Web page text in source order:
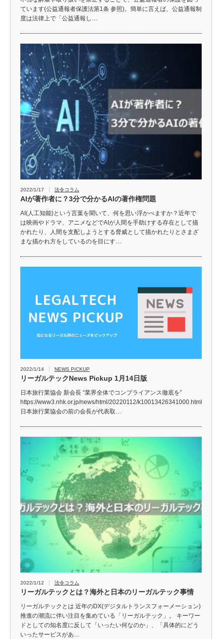
ています(公益通報者保護法第1条 参照)。簡単に言えば、公益通報制
度は法律上で「公益通報し…
2022/1/17 法令コラム
AIが著作者に？3分で分かるAIの著作権問題
AI(人工知能)という言葉を聞いて、何を思い浮かべますか？近年で
は映画やドラマ、アニメなどでAIが人間を手助けする存在として描
かれたり、人間を支配しようとする脅威として描かれたりとさまざ
まな描かれ方をしているのを目にす…
2022/1/14 NEWS PICKUP
リーガルテックNews Pickup 1月14日版
日本旅行業協会 新会長 “業界全体でコンプライアンス徹底を”
https://www3.nhk.or.jp/news/html/20220112/k10013426341000.html
日本旅行業協会の前の会長が代表取…
2022/1/12 法令コラム
リーガルテックとは？海外と日本のリーガルテック事情
リーガルテックとは 近年のDX(デジタルトランスフォーメーション)
推進の潮流に伴い注目を集めている「リーガルテック」。 キーワー
ドとしての知名度に反して「いったい何なのか」、「具体的にどう
いったサービスがあ…